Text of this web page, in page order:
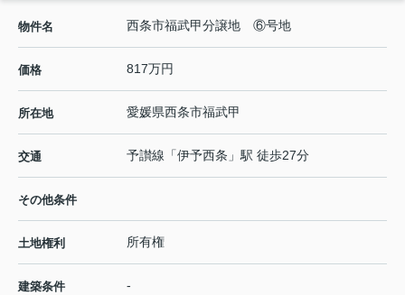
物件名 西条市福武甲分譲地 ⑥号地
価格 817万円
所在地 愛媛県西条市福武甲
交通 予讃線 「伊予西条 」駅 徒歩27分
その他条件
土地権利 所有権
建築条件 -